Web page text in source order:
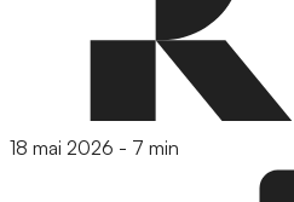
18 mai 2026 - 7 min